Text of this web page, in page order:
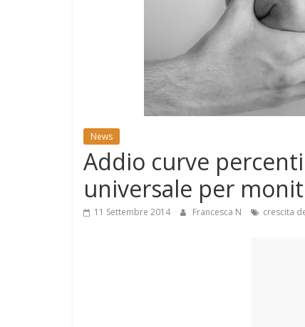
News
Addio curve
universale per
11 Settembre 2014 Francesca N crescita